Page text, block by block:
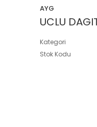
AYG
UCLU
Kategori
Stok Kodu